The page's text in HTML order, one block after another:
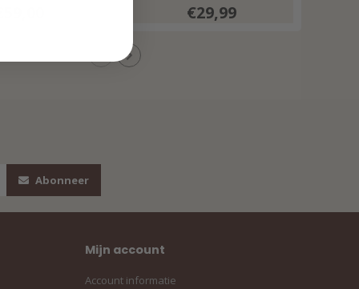
€29,99
Abonneer
Mijn account
Account informatie